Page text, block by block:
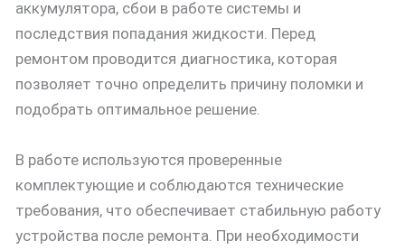
аккумулятора, сбои в работе системы и
последствия попадания жидкости. Перед
ремонтом проводится диагностика, которая
позволяет точно определить причину поломки и
подобрать оптимальное решение.
В работе используются проверенные
комплектующие и соблюдаются технические
требования, что обеспечивает стабильную работу
устройства после ремонта. При необходимости